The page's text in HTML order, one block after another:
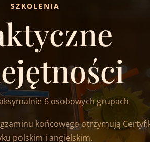
SZKOLENIA
6 osobowych grupach
końcowego otrzymują
polskim i angielskim.